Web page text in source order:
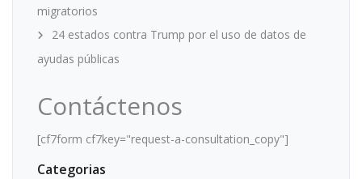
migratorios
24 estados contra Trump por el uso de datos de
ayudas públicas
Contáctenos
[cf7form cf7key="request-a-consultation_copy"]
Categorias